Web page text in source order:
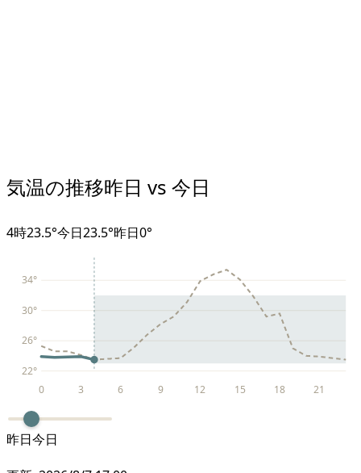
気温の推移昨日 vs 今日
4時23.5°今日23.5°昨日0°
22°
26°
30°
34°
0 3 6 9 12 15 18 21
昨日今日